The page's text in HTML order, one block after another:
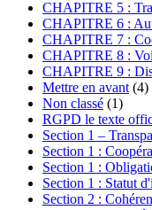
CHAPITRE 5 :
CHAPITRE 6 :
CHAPITRE 7 :
CHAPITRE 8 :
CHAPITRE 9 :
Mettre en avant (4)
Non classé (1)
RGPD le texte
Section 1 –
Section 1 :
Section 1 :
Section 1 : Statut
Section 2 :